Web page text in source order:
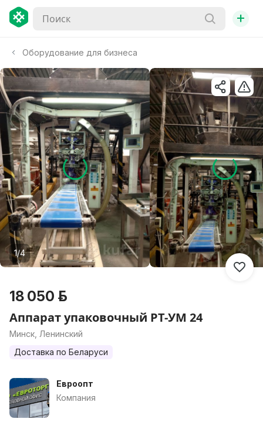
+
Оборудование для бизнеса
1/4
18 050 р.
Аппарат упаковочный РТ-УМ 24
Минск, Ленинский
Доставка по Беларуси
Евроопт
Компания